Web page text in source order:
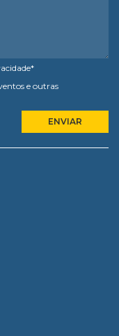
*
e outras